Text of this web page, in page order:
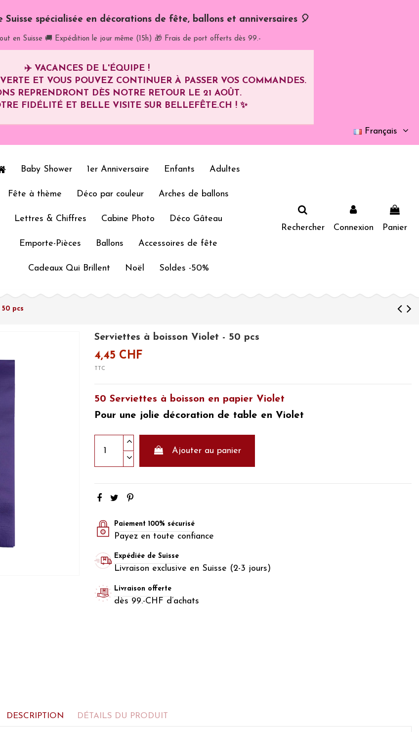
spécialisée en décorations de fête, ballons et anniversaires 🎈
en Suisse 🚚 Expédition le jour même (15h) 🎁 Frais de port offerts dès 99.-
✈️ VACANCES DE L'ÉQUIPE !
ET VOUS POUVEZ CONTINUER À PASSER VOS COMMANDES.
REPRENDRONT DÈS NOTRE RETOUR LE 21 AOÛT.
FIDÉLITÉ ET BELLE VISITE SUR BELLEFÊTE.CH ! ✨
Français
Baby Shower 1er Anniversaire Enfants Adultes
Fête à thème Déco par couleur Arches de ballons
Lettres & Chiffres Cabine Photo Déco Gâteau
Emporte-Pièces Ballons Accessoires de fête
Cadeaux Qui Brillent Noël Soldes -50%
Rechercher Connexion Panier
pcs
Serviettes à boisson Violet - 50 pcs
4,45 CHF
TTC
50 Serviettes à boisson en papier Violet
Pour une jolie décoration de table en Violet
Ajouter au panier
Paiement 100% sécurisé
Payez en toute confiance
Expédiée de Suisse
Livraison exclusive en Suisse (2-3 jours)
Livraison offerte
dès 99.-CHF d’achats
DESCRIPTION DÉTAILS DU PRODUIT